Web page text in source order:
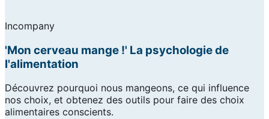
Incompany
'Mon cerveau mange !' La psychologie de
l'alimentation
Découvrez pourquoi nous mangeons, ce qui influence
nos choix, et obtenez des outils pour faire des choix
alimentaires conscients.